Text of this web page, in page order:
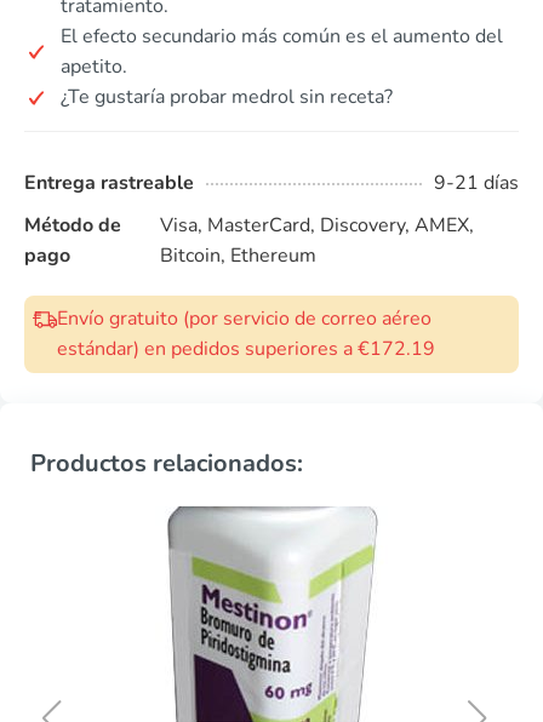
tratamiento.
El efecto secundario más común es el aumento del
apetito.
¿Te gustaría probar medrol sin receta?
Entrega rastreable
9-21 días
Método de
pago
Visa, MasterCard, Discovery, AMEX,
Bitcoin, Ethereum
Envío gratuito (por servicio de correo aéreo
estándar) en pedidos superiores a €172.19
Productos relacionados: